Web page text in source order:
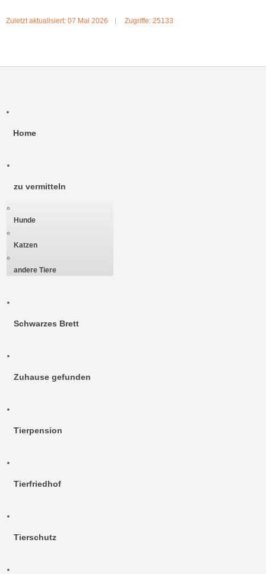
Zuletzt aktualisiert: 07 Mai 2026 Zugriffe: 25133
Home
zu vermitteln
Hunde
Katzen
andere Tiere
Schwarzes Brett
Zuhause gefunden
Tierpension
Tierfriedhof
Tierschutz